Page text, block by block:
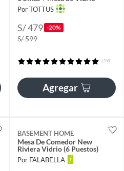
Por TOTTUS
S/ 479 -20%
S/ 599
(19)
Agregar
BASEMENT HOME
Mesa De Comedor New
Riviera Vidrio (6 Puestos)
Por FALABELLA